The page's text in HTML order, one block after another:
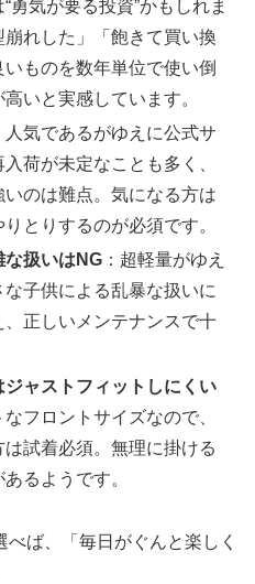
勇気が要る投資”かもしれま
れした」「飽きて買い換
ものを数年単位で使い倒
いと実感しています。
人気であるがゆえに公式サ
荷が未定なことも多く、
のは難点。気になる方は
とりするのが必須です。
な扱いはNG ：超軽量がゆえ
子供による乱暴な扱いに
正しいメンテナンスで十
ャストフィットしにくい
なフロントサイズなので、
試着必須。無理に掛ける
るようです。
ば、「毎日がぐんと楽しく